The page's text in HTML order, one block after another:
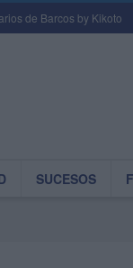
de Barcos by Kikoto
SUCESOS